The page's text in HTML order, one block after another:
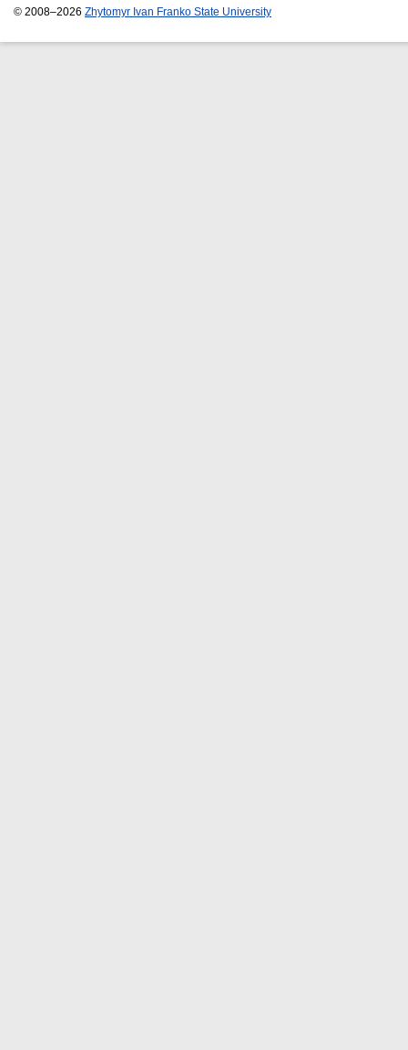
© 2008–2026 Zhytomyr Ivan Franko State University